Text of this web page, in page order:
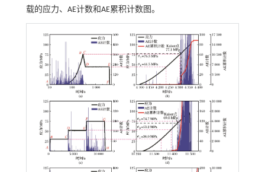
载的应力、AE计数和AE累积计数图。